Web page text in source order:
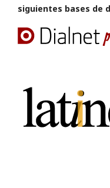
siguientes bases de